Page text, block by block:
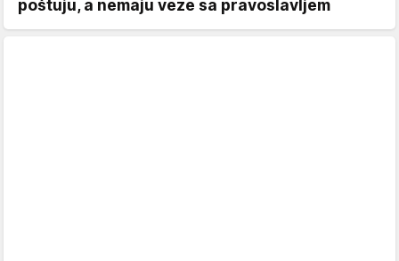
poštuju, a nemaju veze sa pravoslavljem